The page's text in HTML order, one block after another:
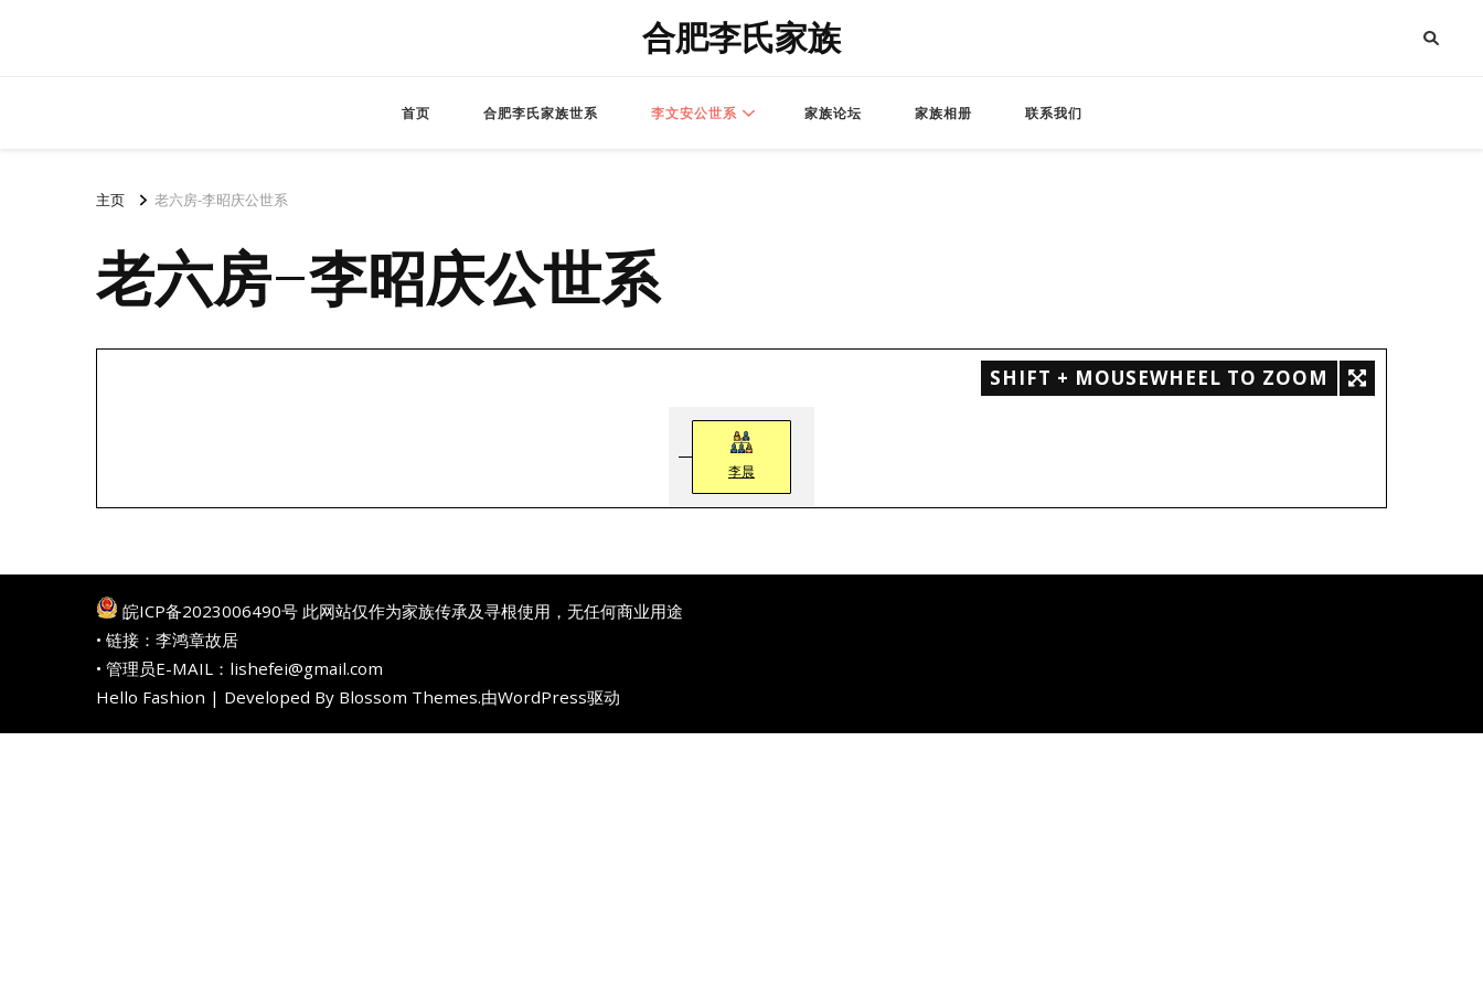
合肥李氏家族
首页 合肥李氏家族世系 李文安公世系 家族论坛 家族相册 联系我们
主页 老六房-李昭庆公世系
老六房-李昭庆公世系
SHIFT + MOUSEWHEEL TO ZOOM
李晨
皖ICP备2023006490号 此网站仅作为家族传承及寻根使用，无任何商业用途
• 链接： 李鸿章故居
• 管理员E-MAIL：lishefei@gmail.com
Hello Fashion | Developed By Blossom Themes.由WordPress驱动